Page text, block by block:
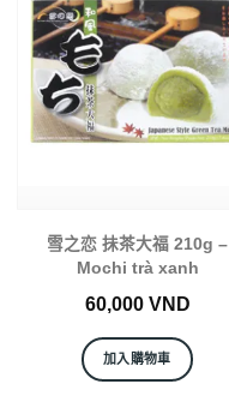
雪之恋 抺茶大福 210g –
Mochi trà xanh
60,000 VND
加入購物車